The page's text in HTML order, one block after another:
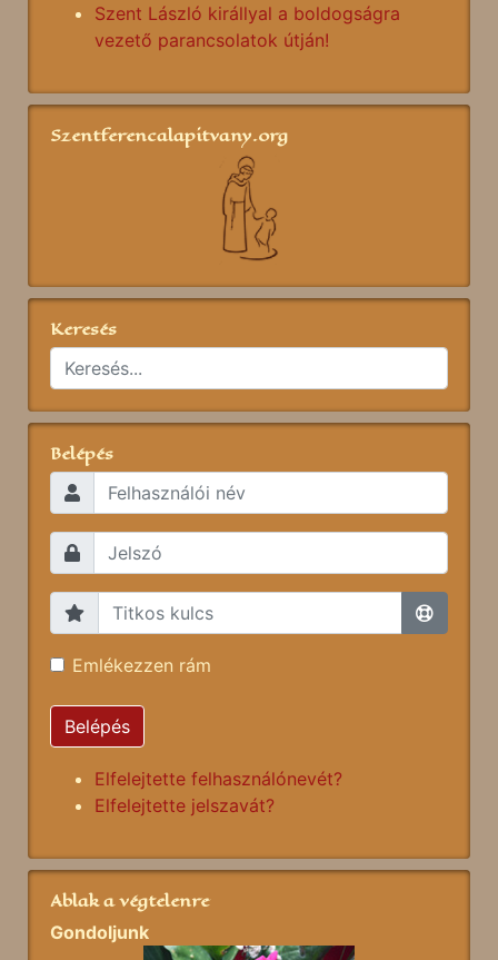
Szent László királlyal a boldogságra
vezető parancsolatok útján!
Szentferencalapitvany.org
Keresés
Belépés
Emlékezzen rám
Belépés
Elfelejtette felhasználónevét?
Elfelejtette jelszavát?
Ablak a végtelenre
Gondoljunk